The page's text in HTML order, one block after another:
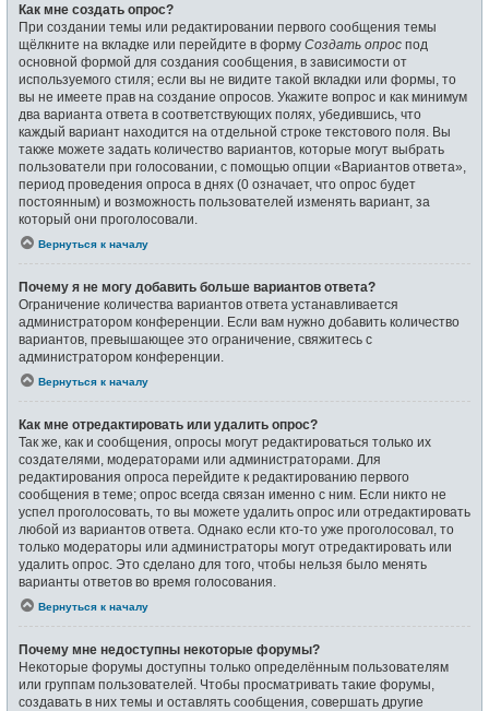
Как мне создать опрос?
При создании темы или редактировании первого сообщения темы
щёлкните на вкладке или перейдите в форму Создать опрос под
основной формой для создания сообщения, в зависимости от
используемого стиля; если вы не видите такой вкладки или формы, то
вы не имеете прав на создание опросов. Укажите вопрос и как минимум
два варианта ответа в соответствующих полях, убедившись, что
каждый вариант находится на отдельной строке текстового поля. Вы
также можете задать количество вариантов, которые могут выбрать
пользователи при голосовании, с помощью опции «Вариантов ответа»,
период проведения опроса в днях (0 означает, что опрос будет
постоянным) и возможность пользователей изменять вариант, за
который они проголосовали.
Вернуться к началу
Почему я не могу добавить больше вариантов ответа?
Ограничение количества вариантов ответа устанавливается
администратором конференции. Если вам нужно добавить количество
вариантов, превышающее это ограничение, свяжитесь с
администратором конференции.
Вернуться к началу
Как мне отредактировать или удалить опрос?
Так же, как и сообщения, опросы могут редактироваться только их
создателями, модераторами или администраторами. Для
редактирования опроса перейдите к редактированию первого
сообщения в теме; опрос всегда связан именно с ним. Если никто не
успел проголосовать, то вы можете удалить опрос или отредактировать
любой из вариантов ответа. Однако если кто-то уже проголосовал, то
только модераторы или администраторы могут отредактировать или
удалить опрос. Это сделано для того, чтобы нельзя было менять
варианты ответов во время голосования.
Вернуться к началу
Почему мне недоступны некоторые форумы?
Некоторые форумы доступны только определённым пользователям
или группам пользователей. Чтобы просматривать такие форумы,
создавать в них темы и оставлять сообщения, совершать другие